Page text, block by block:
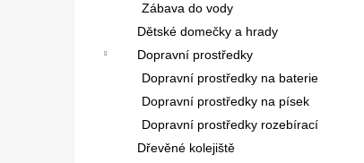
Zábava do vody
Dětské domečky a hrady
Dopravní prostředky
Dopravní prostředky na baterie
Dopravní prostředky na písek
Dopravní prostředky rozebírací
Dřevěné kolejiště